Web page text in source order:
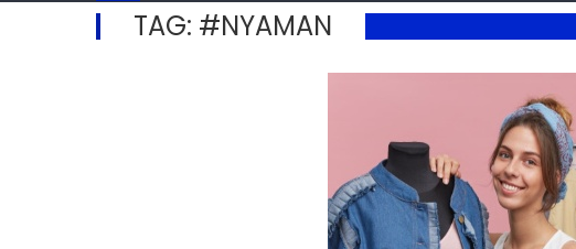
TAG: #NYAMAN